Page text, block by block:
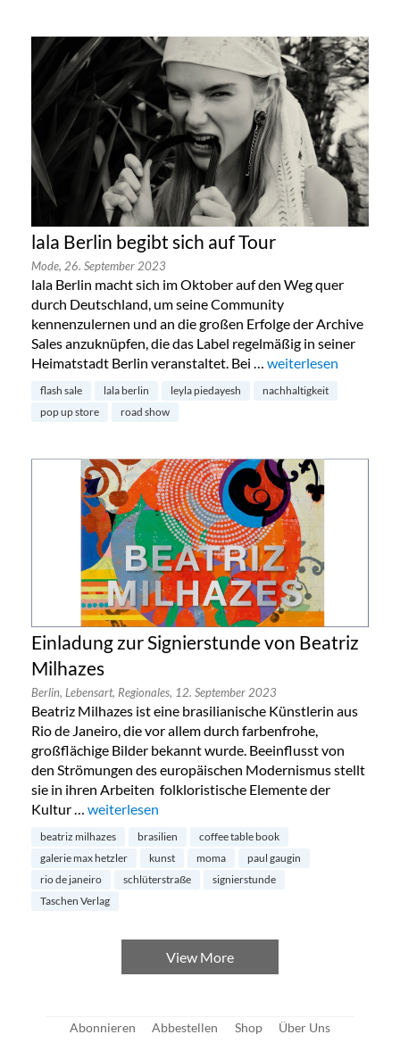
lala Berlin begibt sich auf Tour
Mode, 26. September 2023
lala Berlin macht sich im Oktober auf den Weg quer
durch Deutschland, um seine Community
kennenzulernen und an die großen Erfolge der Archive
Sales anzuknüpfen, die das Label regelmäßig in seiner
Heimatstadt Berlin veranstaltet. Bei … „lala Berlin begibt
weiterlesen
flash sale lala berlin leyla piedayesh
nachhaltigkeit
pop up store
road show
Einladung zur Signierstunde von Beatriz
Milhazes
Berlin, Lebensart, Regionales, 12. September 2023
Beatriz Milhazes ist eine brasilianische Künstlerin aus
Rio de Janeiro, die vor allem durch farbenfrohe,
großflächige Bilder bekannt wurde. Beeinflusst von
den Strömungen des europäischen Modernismus stellt
sie in ihren Arbeiten folkloristische Elemente der
Kultur … „Einladung zur Signierstunde von Beatriz Milhazes“
weiterlesen
beatriz milhazes brasilien
coffee table book
galerie max hetzler
kunst moma
paul gaugin
rio de janeiro
schlüterstraße
signierstunde
Taschen Verlag
View More
Abonnieren Abbestellen Shop
Über Uns